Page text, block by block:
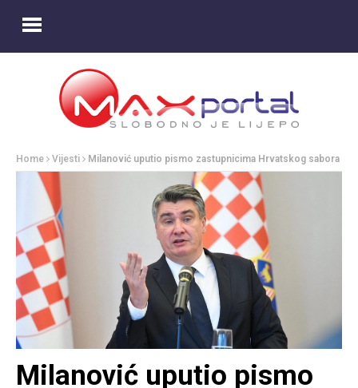
Home Vijesti Milanović uputio pismo zastupnicima Hrvatskog sabora
Milanović uputio pismo